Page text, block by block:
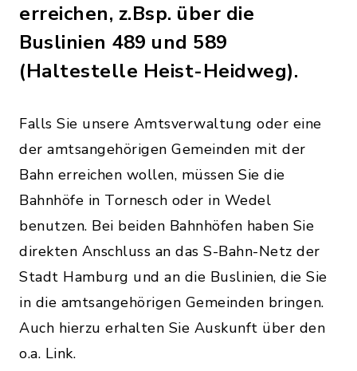
erreichen, z.Bsp. über die
Buslinien 489 und 589
(Haltestelle Heist-Heidweg).
Falls Sie unsere Amtsverwaltung oder eine
der amtsangehörigen Gemeinden mit der
Bahn erreichen wollen, müssen Sie die
Bahnhöfe in Tornesch oder in Wedel
benutzen. Bei beiden Bahnhöfen haben Sie
direkten Anschluss an das S-Bahn-Netz der
Stadt Hamburg und an die Buslinien, die Sie
in die amtsangehörigen Gemeinden bringen.
Auch hierzu erhalten Sie Auskunft über den
o.a. Link.